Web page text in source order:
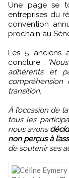
Une page se tourne donc, avec le départ de ces 5
entreprises du
convention
prochain au
Les 5 anciens
conclure :
adhérents et
transition.
À l’occasion de
tous les
nous avons
non perçus à
de soutenir ses